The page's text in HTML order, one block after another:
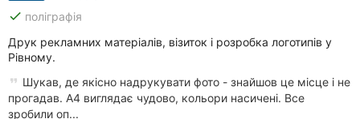
done поліграфія
Друк рекламних матеріалів, візиток і розробка логотипів у
Рівному.
Шукав, де якісно надрукувати фото - знайшов це місце і не
прогадав. А4 виглядає чудово, кольори насичені. Все
зробили оп...